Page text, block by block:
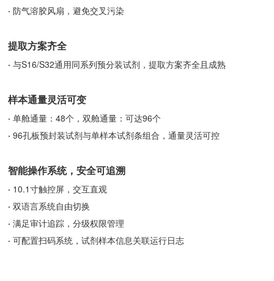
·防气溶胶风扇，避免交叉污染
提取方案齐全
·与S16/S32通用同系列预分装试剂，提取方案齐全且成熟
样本通量灵活可变
·单舱通量：48个，双舱通量：可达96个
·96孔板预封装试剂与单样本试剂条组合，通量灵活可控
智能操作系统，安全可追溯
· 10.1寸触控屏，交互直观
·双语言系统自由切换
·满足审计追踪，分级权限管理
·可配置扫码系统，试剂样本信息关联运行日志